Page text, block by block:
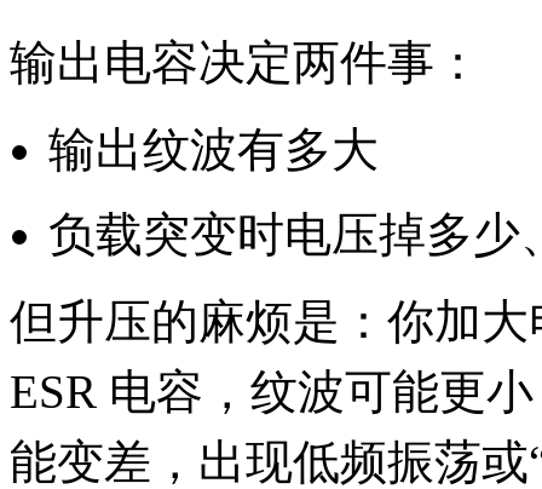
输出电容决定两件事：
输出纹波有多大
负载突变时电压掉多少
但升压的麻烦是：你加
ESR 电容，纹波可能更
能变差，出现低频振荡或